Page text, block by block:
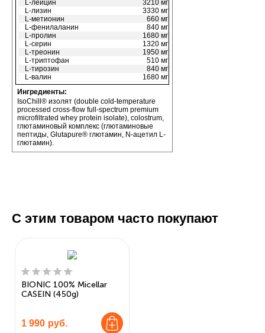
L-лейцин
3210 мг
L-лизин
3330 мг
L-метионин
660 мг
L-фенилаланин
840 мг
L-пролин
1680 мг
L-серин
1320 мг
L-треонин
1950 мг
L-триптофан
510 мг
L-тирозин
840 мг
L-валин
1680 мг
Ингредиенты:
IsoChill® изолят (double cold-temperature
processed cross-flow full-spectrum premium
microfiltrated whey protein isolate), colostrum,
глютаминовый комплекс (глютаминовые
пептиды, Glutapure® глютамин, N-ацетил L-
глютамин).
С этим товаром часто покупают
BIONIC 100% Micellar
CASEIN (450g)
1 990 руб.